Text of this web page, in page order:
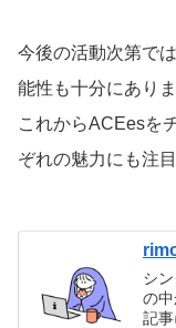
今後の活動次第で
能性も十分にありま
これからACEesを
ぞれの魅力にも注
シ
の
記事